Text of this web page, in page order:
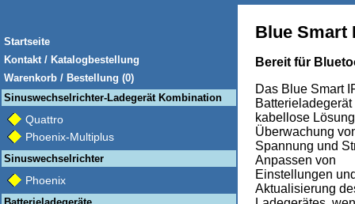
Startseite
Kontakt / Katalogbestellung
Warenkorb / Bestellung (0)
Sinuswechselrichter-Ladegerät Kombination
Quattro
Phoenix-Multiplus
Sinuswechselrichter
Phoenix
Blue Smart
Bereit für
Das Blue Smart
Batterieladegerät
kabellose
Überwachung
Spannung und
Anpassen von
Einstellungen
Aktualisierung